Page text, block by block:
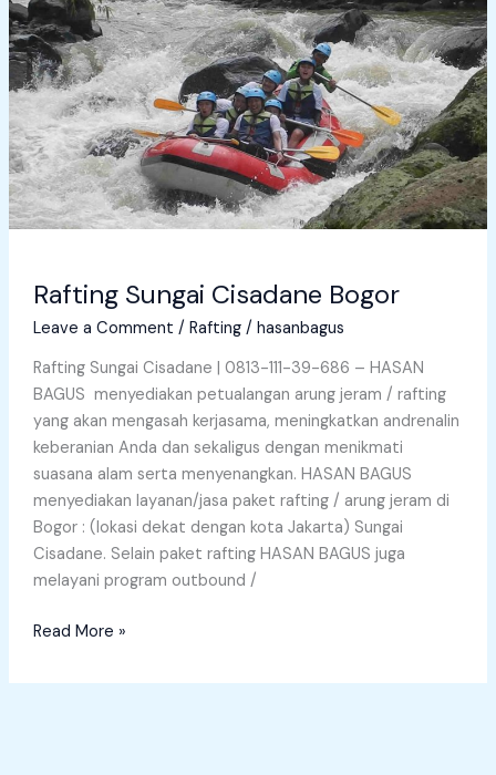
Rafting Sungai Cisadane Bogor
Leave a Comment / Rafting/ hasanbagus
Rafting Sungai Cisadane | 0813-111-39-686 – HASAN
BAGUS menyediakan petualangan arung jeram / rafting
yang akan mengasah kerjasama, meningkatkan andrenalin
keberanian Anda dan sekaligus dengan menikmati
suasana alam serta menyenangkan. HASAN BAGUS
menyediakan layanan/jasa paket rafting / arung jeram di
Bogor : (lokasi dekat dengan kota Jakarta) Sungai
Cisadane. Selain paket rafting HASAN BAGUS juga
melayani program outbound /
Read More »